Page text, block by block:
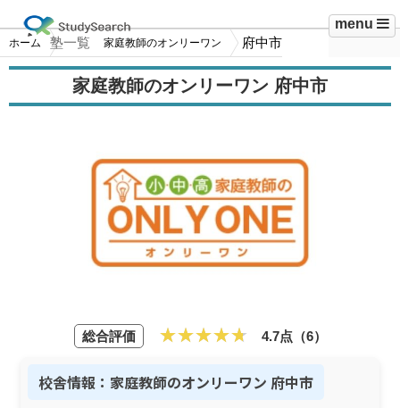
menu
ホーム 塾一覧 家庭教師のオンリーワン 府中市
家庭教師のオンリーワン 府中市
総合評価 4.7点（6）
校舎情報：家庭教師のオンリーワン 府中市